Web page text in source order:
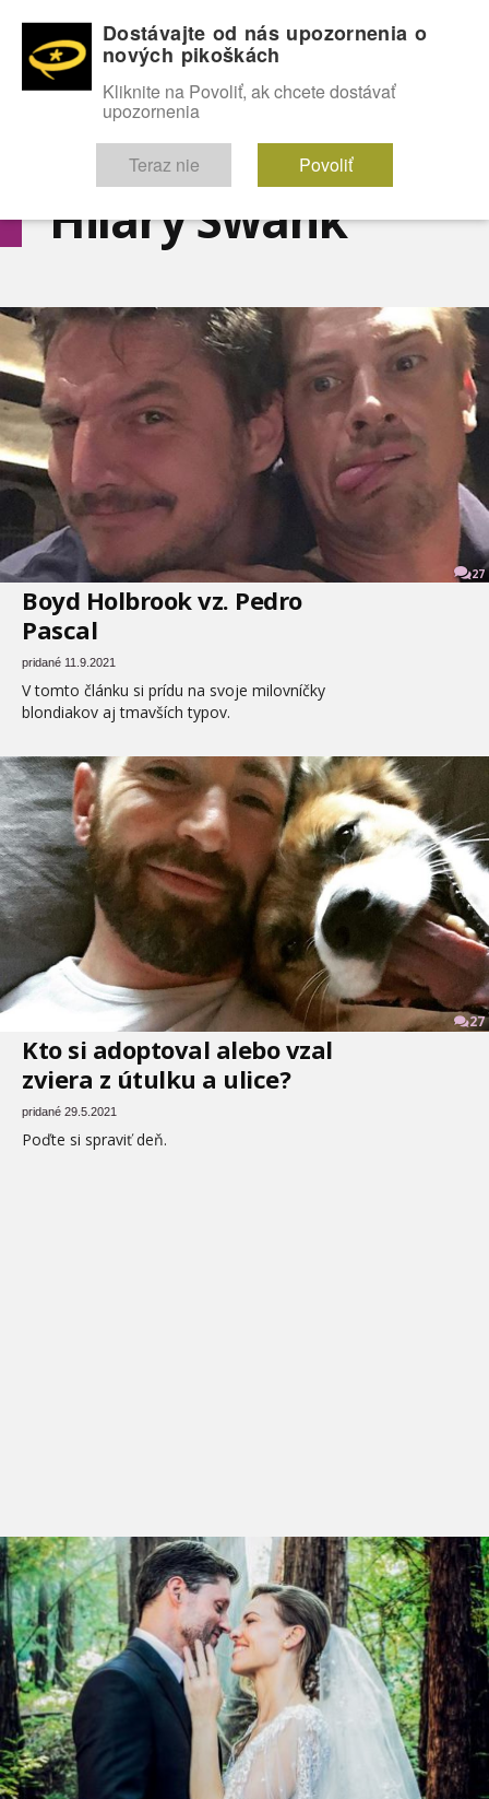
OMG! SEXICE
Hilary Swank
27
Boyd Holbrook vz. Pedro
Pascal
pridané 11.9.2021
V tomto článku si prídu na svoje milovníčky
blondiakov aj tmavších typov.
27
Kto si adoptoval alebo vzal
zviera z útulku a ulice?
pridané 29.5.2021
Poďte si spraviť deň.
Dostávajte od nás upozornenia o
nových pikoškách
Kliknite na Povoliť, ak chcete dostávať
upozornenia
Teraz nie Povoliť